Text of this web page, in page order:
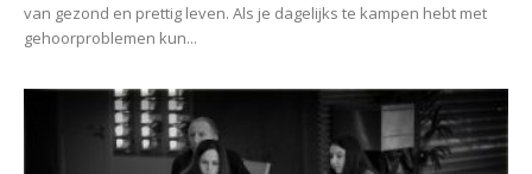
van gezond en prettig leven. Als je dagelijks te kampen hebt met
gehoorproblemen kun...